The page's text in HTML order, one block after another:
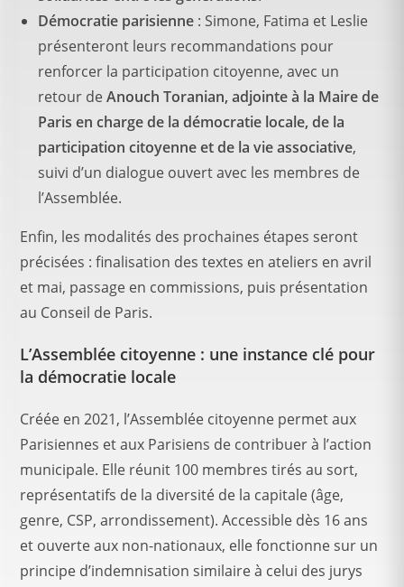
Démocratie parisienne : Simone, Fatima et Leslie
présenteront leurs recommandations pour
renforcer la participation citoyenne, avec un
retour deAnouch Toranian, adjointe à la Maire de
Paris en charge de la démocratie locale, de la
participation citoyenne et de la vie associative,
suivi d’un dialogue ouvert avec les membres de
l’Assemblée.
Enfin, les modalités des prochaines étapes seront
précisées : finalisation des textes en ateliers en avril
et mai, passage en commissions, puis présentation
au Conseil de Paris.
L’Assemblée citoyenne : une instance clé pour
la démocratie locale
Créée en 2021, l’Assemblée citoyenne permet aux
Parisiennes et aux Parisiens de contribuer à l’action
municipale. Elle réunit 100 membres tirés au sort,
représentatifs de la diversité de la capitale (âge,
genre, CSP, arrondissement). Accessible dès 16 ans
et ouverte aux non-nationaux, elle fonctionne sur un
principe d’indemnisation similaire à celui des jurys